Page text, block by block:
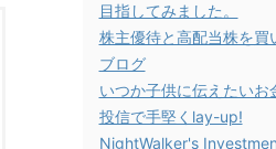
目指してみました。
株主優待と高配当株を買
ブログ
いつか子供に伝えたいお
投信で手堅くlay-up!
NightWalker's